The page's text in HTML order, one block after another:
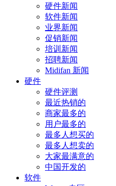
硬件新闻
软件新闻
业界新闻
促销新闻
培训新闻
招聘新闻
Midifan 新闻
硬件
硬件评测
最近热销的
商家最多的
用户最多的
最多人想买的
最多人想卖的
大家最满意的
中国开发的
软件